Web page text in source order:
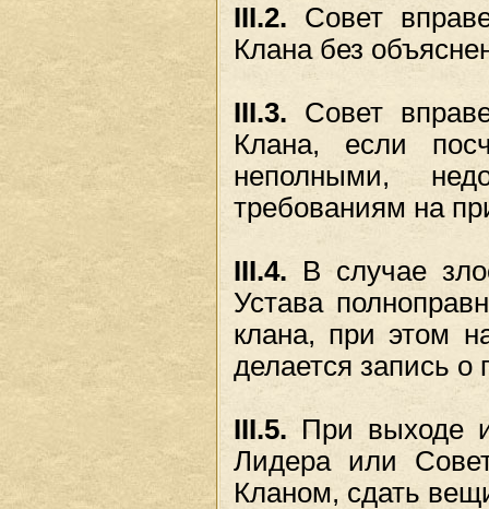
III.2. Совет
Клана без
III.3. Совет
Клана, если
неполными,
требованиям на
III.4. В случае
Устава
клана, при этом
делается запись
III.5. При выходе
Лидера или
Кланом, сдать